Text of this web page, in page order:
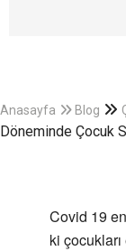
Anasayfa Blog
Döneminde Çocuk
Covid 19
ki